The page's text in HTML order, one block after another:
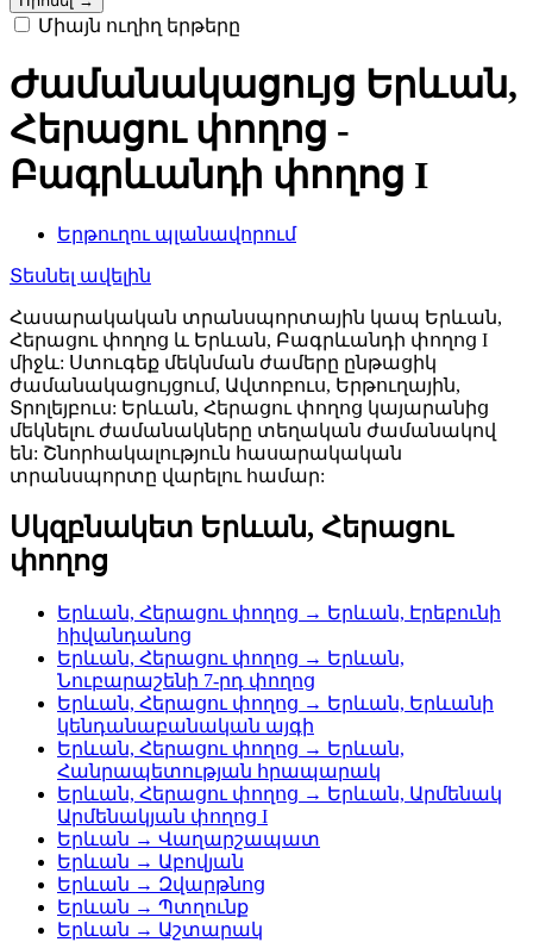
Միայն ուղիղ երթերը
Ժամանակացույց Երևան,
Հերացու փողոց -
Բագրևանդի փողոց I
Երթուղու պլանավորում
Տեսնել ավելին
Հասարակական տրանսպորտային կապ Երևան,
Հերացու փողոց և Երևան, Բագրևանդի փողոց I
միջև: Ստուգեք մեկնման ժամերը ընթացիկ
ժամանակացույցում, Ավտոբուս, Երթուղային,
Տրոլեյբուս: Երևան, Հերացու փողոց կայարանից
մեկնելու ժամանակները տեղական ժամանակով
են: Շնորհակալություն հասարակական
տրանսպորտը վարելու համար:
Սկզբնակետ Երևան, Հերացու
փողոց
Երևան, Հերացու փողոց → Երևան, Էրեբունի
հիվանդանոց
Երևան, Հերացու փողոց → Երևան,
Նուբարաշենի 7-րդ փողոց
Երևան, Հերացու փողոց → Երևան, Երևանի
կենդանաբանական այգի
Երևան, Հերացու փողոց → Երևան,
Հանրապետության հրապարակ
Երևան, Հերացու փողոց → Երևան, Արմենակ
Արմենակյան փողոց I
Երևան → Վաղարշապատ
Երևան → Աբովյան
Երևան → Զվարթնոց
Երևան → Պտղունք
Երևան → Աշտարակ